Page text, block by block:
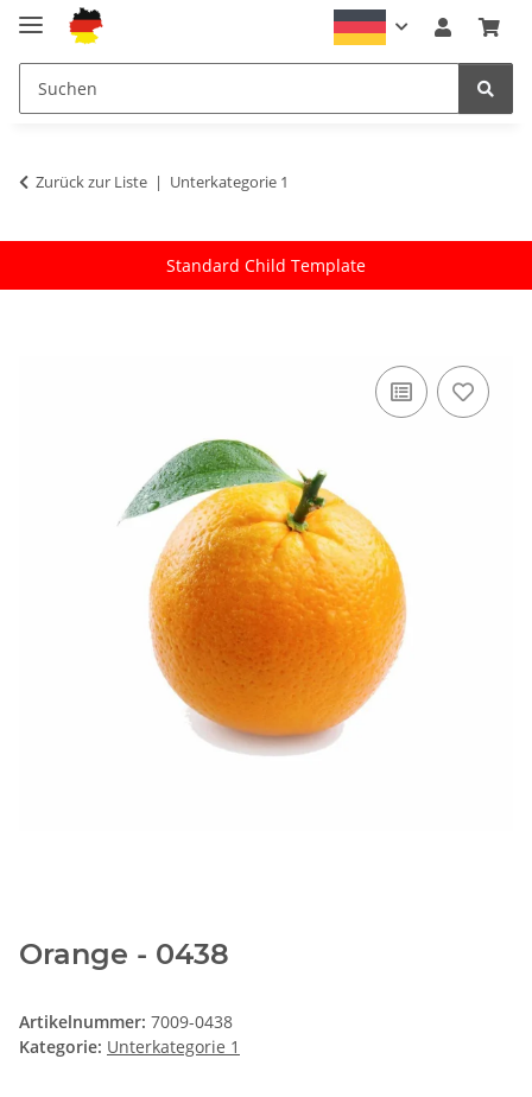
Zurück zur Liste Unterkategorie 1
Standard Child Template
Orange - 0438
Artikelnummer: 7009-0438
Kategorie: Unterkategorie 1